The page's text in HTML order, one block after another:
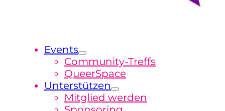
Events
Community-Treffs
QueerSpace
Unterstützen
Mitglied werden